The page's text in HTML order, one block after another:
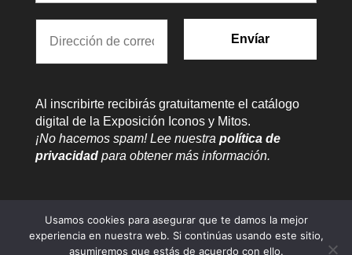
Al inscribirte recibirás gratuitamente el catálogo
digital de la Exposición Iconos y Mitos.
¡No hacemos spam! Lee nuestra política de
privacidadpara obtener más información.
Usamos cookies para asegurar que te damos la mejor
experiencia en nuestra web. Si continúas usando este sitio,
asumiremos que estás de acuerdo con ello.